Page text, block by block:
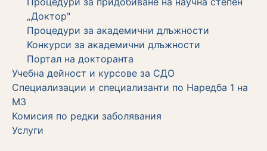
„Доктор"
Процедури за академични длъжности
Koнкурси за академични длъжности
Портал на докторанта
Учебна дейност и курсове за СДО
Специализации и специализанти по Наредба 1 на
МЗ
Комисия по редки заболявания
Услуги